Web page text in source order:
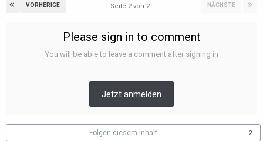
VORHERIGE NÄCHSTE
Seite 2 von 2
Please sign in to comment
You will be able to leave a comment after signing in
Jetzt anmelden
Folgen diesem Inhalt 2